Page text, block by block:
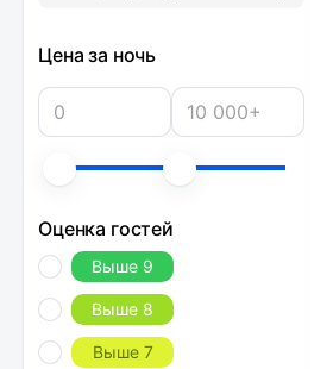
Цена за ночь
Оценка гостей
Выше 9
Выше 8
Выше 7